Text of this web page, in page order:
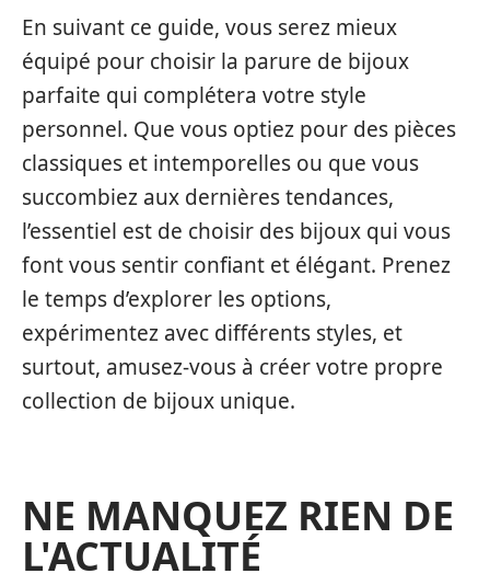
En suivant ce guide, vous serez mieux
équipé pour choisir la parure de bijoux
parfaite qui complétera votre style
personnel. Que vous optiez pour des pièces
classiques et intemporelles ou que vous
succombiez aux dernières tendances,
l’essentiel est de choisir des bijoux qui vous
font vous sentir confiant et élégant. Prenez
le temps d’explorer les options,
expérimentez avec différents styles, et
surtout, amusez-vous à créer votre propre
collection de bijoux unique.
NE MANQUEZ RIEN DE
L'ACTUALITÉ